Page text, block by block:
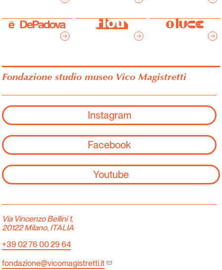
Fondazione studio museo Vico Magistretti
Instagram
Facebook
Youtube
Via Vincenzo Bellini 1,
20122 Milano, ITALIA
+39 02 76 00 29 64
fondazione@vicomagistretti.it